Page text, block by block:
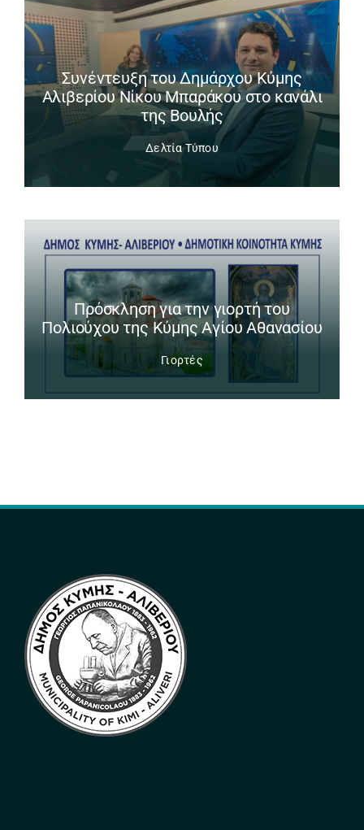
Συνέντευξη του Δημάρχου Κύμης
Αλιβερίου Νίκου Μπαράκου στο κανάλι
της Βουλής
Δελτία Τύπου
Πρόσκληση για την γιορτή του
Πολιούχου της Κύμης Αγίου Αθανασίου
Γιορτές